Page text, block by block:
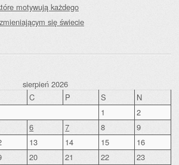
motywują każdego
się świecie
sierpień 2026
C P S
N
1
2
6 7 8
9
13 14 15
16
20 21 22
23